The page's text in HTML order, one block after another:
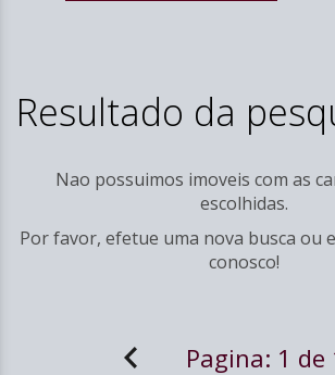
Resultado da
Nao possuimos imoveis com as
escolhidas.
Por favor, efetue uma nova busca ou
conosco!
Pagina: 1 de